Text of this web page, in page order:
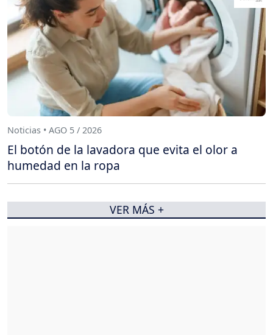
Noticias • AGO 5 / 2026
El botón de la lavadora que evita el olor a
humedad en la ropa
VER MÁS +